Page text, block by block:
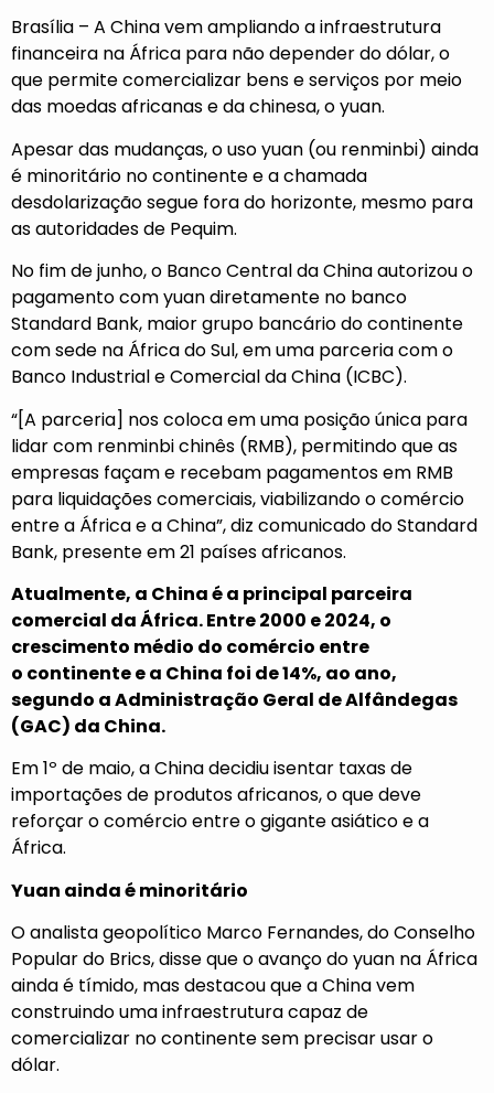
Brasília – A China vem ampliando a infraestrutura
financeira na África para não depender do dólar, o
que permite comercializar bens e serviços por meio
das moedas africanas e da chinesa, o yuan.
Apesar das mudanças, o uso yuan (ou renminbi) ainda
é minoritário no continente e a chamada
desdolarização segue fora do horizonte, mesmo para
as autoridades de Pequim.
No fim de junho, o Banco Central da China autorizou o
pagamento com yuan diretamente no banco
Standard Bank, maior grupo bancário do continente
com sede na África do Sul, em uma parceria com o
Banco Industrial e Comercial da China (ICBC).
“[A parceria] nos coloca em uma posição única para
lidar com renminbi chinês (RMB), permitindo que as
empresas façam e recebam pagamentos em RMB
para liquidações comerciais, viabilizando o comércio
entre a África e a China”, diz comunicado do Standard
Bank, presente em 21 países africanos.
Atualmente, a China é a principal parceira
comercial da África. Entre 2000 e 2024, o
crescimento médio do comércio entre
o continente e a China foi de 14%, ao ano,
segundo a Administração Geral de Alfândegas
(GAC) da China.
Em 1º de maio, a China decidiu isentar taxas de
importações de produtos africanos, o que deve
reforçar o comércio entre o gigante asiático e a
África.
Yuan ainda é minoritário
O analista geopolítico Marco Fernandes, do Conselho
Popular do Brics, disse que o avanço do yuan na África
ainda é tímido, mas destacou que a China vem
construindo uma infraestrutura capaz de
comercializar no continente sem precisar usar o
dólar.